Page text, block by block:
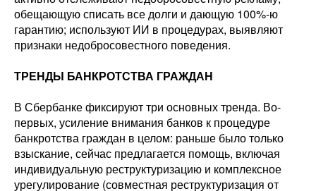
обещающую списать все долги и дающую 100%-ю
гарантию; используют ИИ в процедурах, выявляют
признаки недобросовестного поведения.
ТРЕНДЫ БАНКРОТСТВА ГРАЖДАН
В Сбербанке фиксируют три основных тренда. Во-
первых, усиление внимания банков к процедуре
банкротства граждан в целом: раньше было только
взыскание, сейчас предлагается помощь, включая
индивидуальную реструктуризацию и комплексное
урегулирование (совместная реструктуризация от